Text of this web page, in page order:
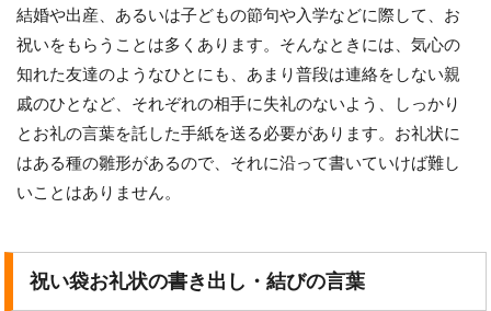
結婚や出産、あるいは子どもの節句や入学などに際して、お
祝いをもらうことは多くあります。そんなときには、気心の
知れた友達のようなひとにも、あまり普段は連絡をしない親
戚のひとなど、それぞれの相手に失礼のないよう、しっかり
とお礼の言葉を託した手紙を送る必要があります。お礼状に
はある種の雛形があるので、それに沿って書いていけば難し
いことはありません。
祝い袋お礼状の書き出し・結びの言葉